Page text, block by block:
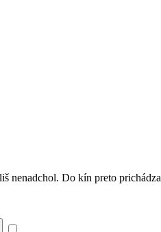
nenadchol. Do kín preto prichádza